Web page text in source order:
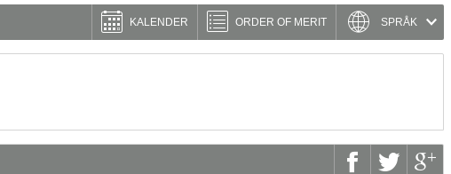
KALENDER ORDER OF MERIT SPRÅK